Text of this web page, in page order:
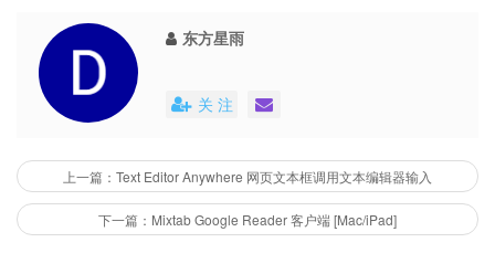
东方星雨
关 注
上一篇：Text Editor Anywhere 网页文本框调用文本编辑器输入
下一篇：Mixtab Google Reader 客户端 [Mac/iPad]